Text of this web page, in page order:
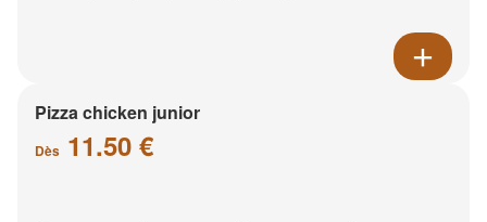
Pizza chicken junior
Dès 11.50 €